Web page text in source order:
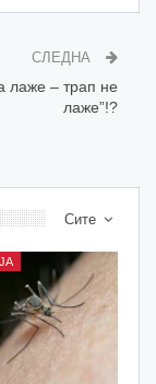
СЛЕДНА
лаже – трап не
лаже”!?
Сите